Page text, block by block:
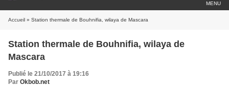
MENU
Accueil » Station thermale de Bouhnifia, wilaya de Mascara
Station thermale de Bouhnifia, wilaya de
Mascara
Publié le 21/10/2017 à 19:16
Par Okbob.net